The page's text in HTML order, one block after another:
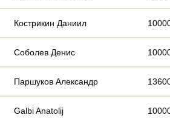
Кострикин Даниил
Соболев Денис
Паршуков Александр
Galbi Anatolij